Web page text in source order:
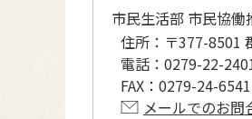
市民生活部 市民協
住所： 〒377-8501
電話： 0279-22-
FAX： 0279-24-6541
メールでのお問